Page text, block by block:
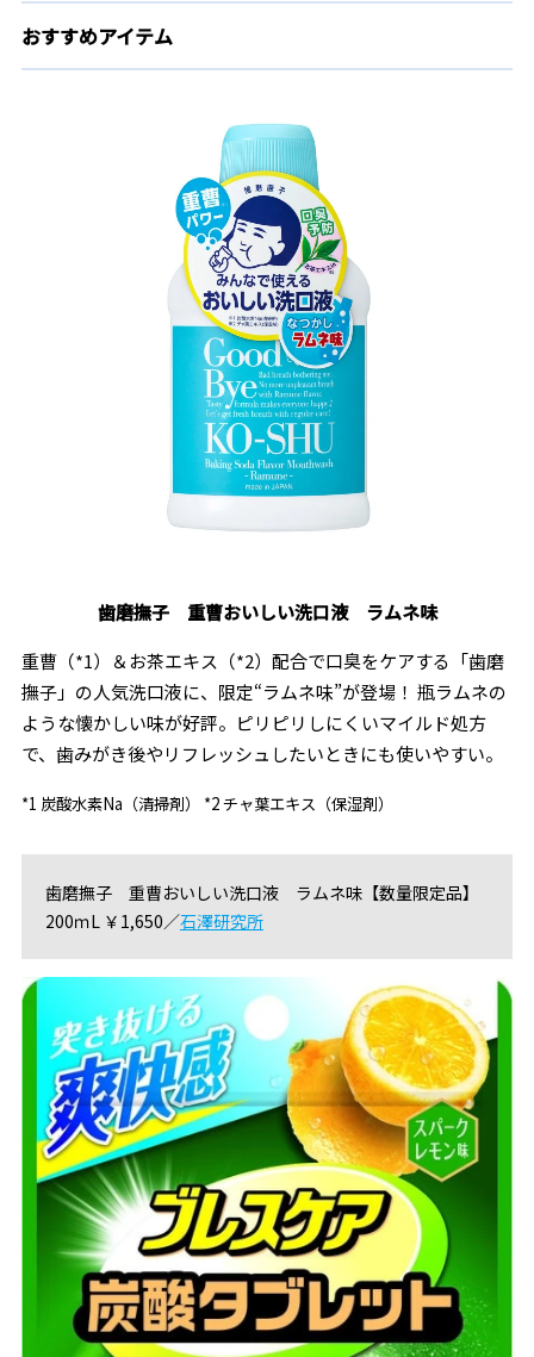
おすすめアイテム
歯磨撫子 重曹おいしい洗口液 ラムネ味
重曹（*1）＆お茶エキス（*2）配合で口臭をケアする「歯磨
撫子」の人気洗口液に、限定“ラムネ味”が登場！ 瓶ラムネの
ような懐かしい味が好評。ピリピリしにくいマイルド処方
で、歯みがき後やリフレッシュしたいときにも使いやすい。
*1 炭酸水素Na（清掃剤） *2 チャ葉エキス（保湿剤）
歯磨撫子 重曹おいしい洗口液 ラムネ味【数量限定品】
200ｍL ￥1,650／石澤研究所